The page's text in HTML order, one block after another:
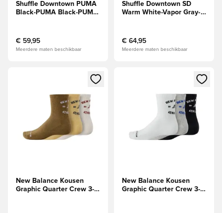
Shuffle Downtown PUMA
Black-PUMA Black-PUMA
€ 59,95
Meerdere maten beschikbaar
Shuffle Downtown SD
Warm White-Vapor Gray-
€ 64,95
Meerdere maten beschikbaar
Opent een venster om in te loggen of je aan te melden als
New Balance Kousen
Graphic Quarter Crew 3-
Opent een venster om in te
New Balance Kousen
Graphic Quarter Crew 3-